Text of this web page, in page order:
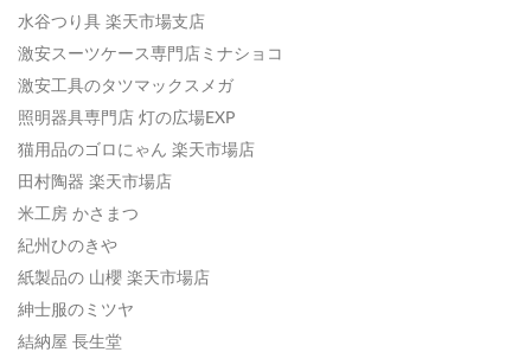
水谷つり具 楽天市場支店
激安スーツケース専門店ミナショコ
激安工具のタツマックスメガ
照明器具専門店 灯の広場EXP
猫用品のゴロにゃん 楽天市場店
田村陶器 楽天市場店
米工房 かさまつ
紀州ひのきや
紙製品の 山櫻 楽天市場店
紳士服のミツヤ
結納屋 長生堂